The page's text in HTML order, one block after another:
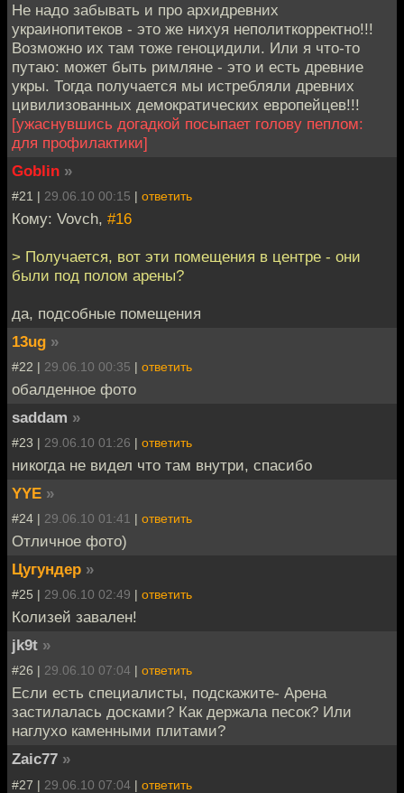
Не надо забывать и про архидревних
украинопитеков - это же нихуя неполиткорректно!!!
Возможно их там тоже геноцидили. Или я что-то
путаю: может быть римляне - это и есть древние
укры. Тогда получается мы истребляли древних
цивилизованных демократических европейцев!!!
[ужаснувшись догадкой посыпает голову пеплом:
для профилактики]
Goblin »
#21 | 29.06.10 00:15 | ответить
Кому: Vovch, #16
> Получается, вот эти помещения в центре - они
были под полом арены?
да, подсобные помещения
13ug »
#22 | 29.06.10 00:35 | ответить
обалденное фото
saddam »
#23 | 29.06.10 01:26 | ответить
никогда не видел что там внутри, спасибо
YYE »
#24 | 29.06.10 01:41 | ответить
Отличное фото)
Цугундер »
#25 | 29.06.10 02:49 | ответить
Колизей завален!
jk9t »
#26 | 29.06.10 07:04 | ответить
Если есть специалисты, подскажите- Арена
застилалась досками? Как держала песок? Или
наглухо каменными плитами?
Zaic77 »
#27 | 29.06.10 07:04 | ответить